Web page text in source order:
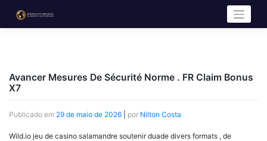
Avancer Mesures De Sécurité Norme . FR Claim Bonus
X7
Publicado em 29 de maio de 2026 por Nilton Costa
Wild.io jeu de casino salamandre soutenir duade divers formats , de